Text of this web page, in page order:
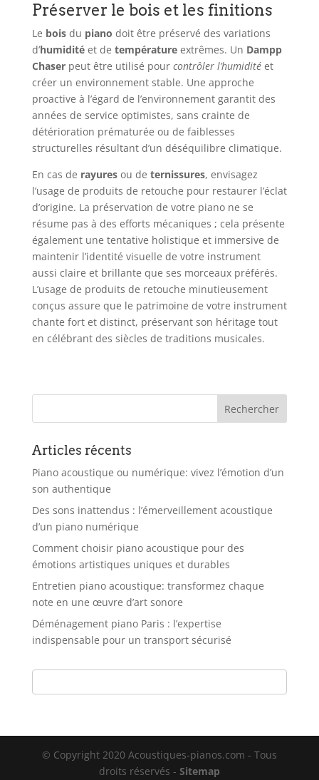
Préserver le bois et les finitions
Le boisdu piano doit être préservé des variations
d’humiditéet de températureextrêmes. Un Dampp
Chaserpeut être utilisé pour contrôler l’humiditéet
créer un environnement stable. Une approche
proactive à l’égard de l’environnement garantit des
années de service optimistes, sans crainte de
détérioration prématurée ou de faiblesses
structurelles résultant d’un déséquilibre climatique.
En cas de rayuresou de ternissures, envisagez
l’usage de produits de retouche pour restaurer l’éclat
d’origine. La préservation de votre piano ne se
résume pas à des efforts mécaniques ; cela présente
également une tentative holistique et immersive de
maintenir l’identité visuelle de votre instrument
aussi claire et brillante que ses morceaux préférés.
L’usage de produits de retouche minutieusement
conçus assure que le patrimoine de votre instrument
chante fort et distinct, préservant son héritage tout
en célébrant des siècles de traditions musicales.
Articles récents
Piano acoustique ou numérique: vivez l’émotion d’un
son authentique
Des sons inattendus : l’émerveillement acoustique
d’un piano numérique
Comment choisir piano acoustique pour des
émotions artistiques uniques et durables
Entretien piano acoustique: transformez chaque
note en une œuvre d’art sonore
Déménagement piano Paris : l’expertise
indispensable pour un transport sécurisé
© Copyright 2020 Acoustiques-pianos.com - Tous
droits réservés - Sitemap